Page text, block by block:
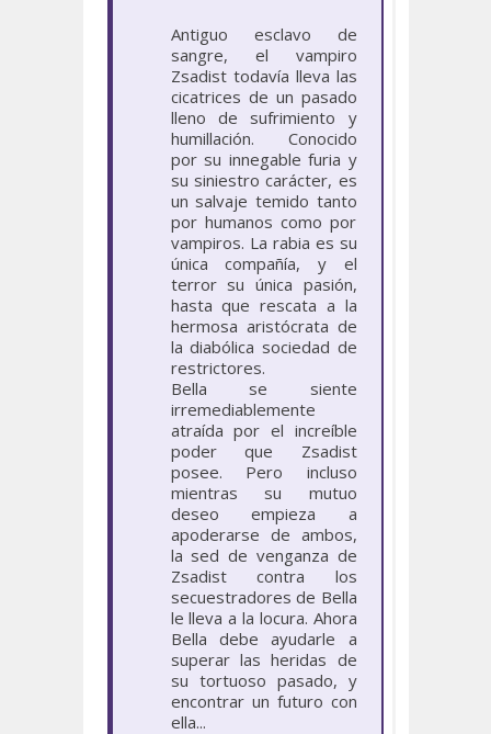
Antiguo esclavo de
sangre, el vampiro
Zsadist todavía lleva las
cicatrices de un pasado
lleno de sufrimiento y
humillación. Conocido
por su innegable furia y
su siniestro carácter, es
un salvaje temido tanto
por humanos como por
vampiros. La rabia es su
única compañía, y el
terror su única pasión,
hasta que rescata a la
hermosa aristócrata de
la diabólica sociedad de
restrictores.
Bella se siente
irremediablemente
atraída por el increíble
poder que Zsadist
posee. Pero incluso
mientras su mutuo
deseo empieza a
apoderarse de ambos,
la sed de venganza de
Zsadist contra los
secuestradores de Bella
le lleva a la locura. Ahora
Bella debe ayudarle a
superar las heridas de
su tortuoso pasado, y
encontrar un futuro con
ella...